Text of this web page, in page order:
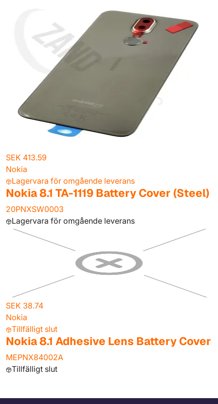
SEK 413.59
Nokia
Lagervara för omgående leverans
Nokia 8.1 TA-1119 Battery Cover (Steel)
20PNXSW0003
Lagervara för omgående leverans
SEK 38.74
Nokia
Tillfälligt slut
Nokia 8.1 Adhesive Lens Battery Cover
MEPNX84002A
Tillfälligt slut